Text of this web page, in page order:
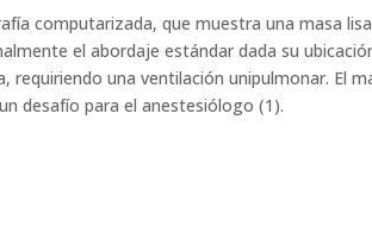
computarizada, que muestra una masa
el abordaje estándar dada su
una ventilación unipulmonar. El
desafío para el anestesiólogo (1).